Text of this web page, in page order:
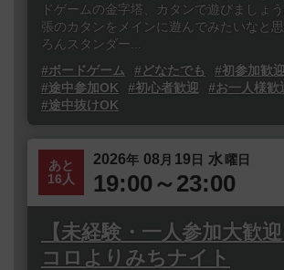
ドゲームの金字塔、カタンで遊びましょ
張のカタンをメインに遊んでみたいなと
ろんスタンダー...
#ボードゲーム
#どなたでも
#初参加歓迎
#途中参加OK
#初心者歓迎
#お一人様歓
#途中抜けOK
あと
16人
2026年 08 月 19日 水曜日
19:00～23:00
【未経験・一人参加大歓
コロよりみちナイト